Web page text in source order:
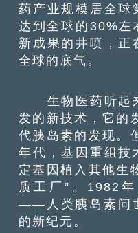
药产业规模居全球
达到全球的30%左
新成果的井喷，正
全球的底气。
生物医药听起
发的新技术，它的
代胰岛素的发现。
年代，基因重组技
定基因植入其他生
质工厂”。1982
——人类胰岛素问
的新纪元。